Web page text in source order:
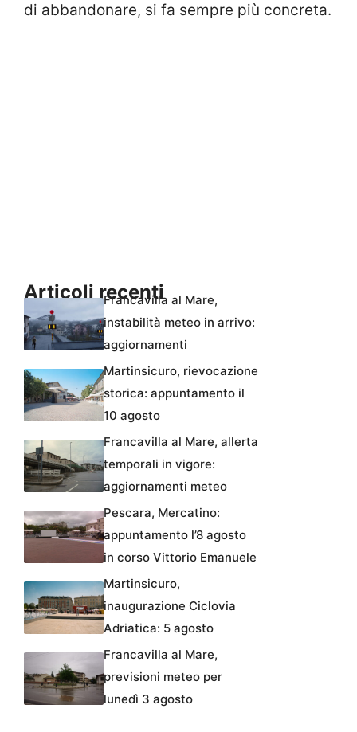
di abbandonare, si fa sempre più concreta.
Articoli recenti
Francavilla al Mare,
instabilità meteo in arrivo:
aggiornamenti
Martinsicuro, rievocazione
storica: appuntamento il
10 agosto
Francavilla al Mare, allerta
temporali in vigore:
aggiornamenti meteo
Pescara, Mercatino:
appuntamento l’8 agosto
in corso Vittorio Emanuele
Martinsicuro,
inaugurazione Ciclovia
Adriatica: 5 agosto
Francavilla al Mare,
previsioni meteo per
lunedì 3 agosto